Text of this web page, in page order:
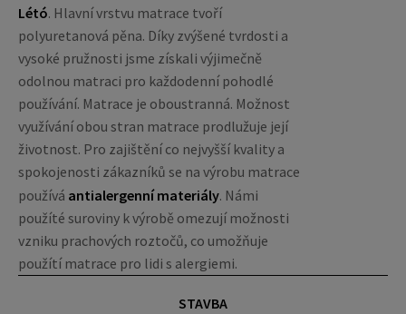
Létó. Hlavní vrstvu matrace tvoří
polyuretanová pěna. Díky zvýšené tvrdosti a
vysoké pružnosti jsme získali výjimečně
odolnou matraci pro každodenní pohodlé
používání. Matrace je oboustranná. Možnost
využívání obou stran matrace prodlužuje její
životnost. Pro zajištění co nejvyšší kvality a
spokojenosti zákazníků se na výrobu matrace
používá antialergenní materiály. Námi
použíté suroviny k výrobě omezují možnosti
vzniku prachových roztočů, co umožňuje
použítí matrace pro lidi s alergiemi.
STAVBA